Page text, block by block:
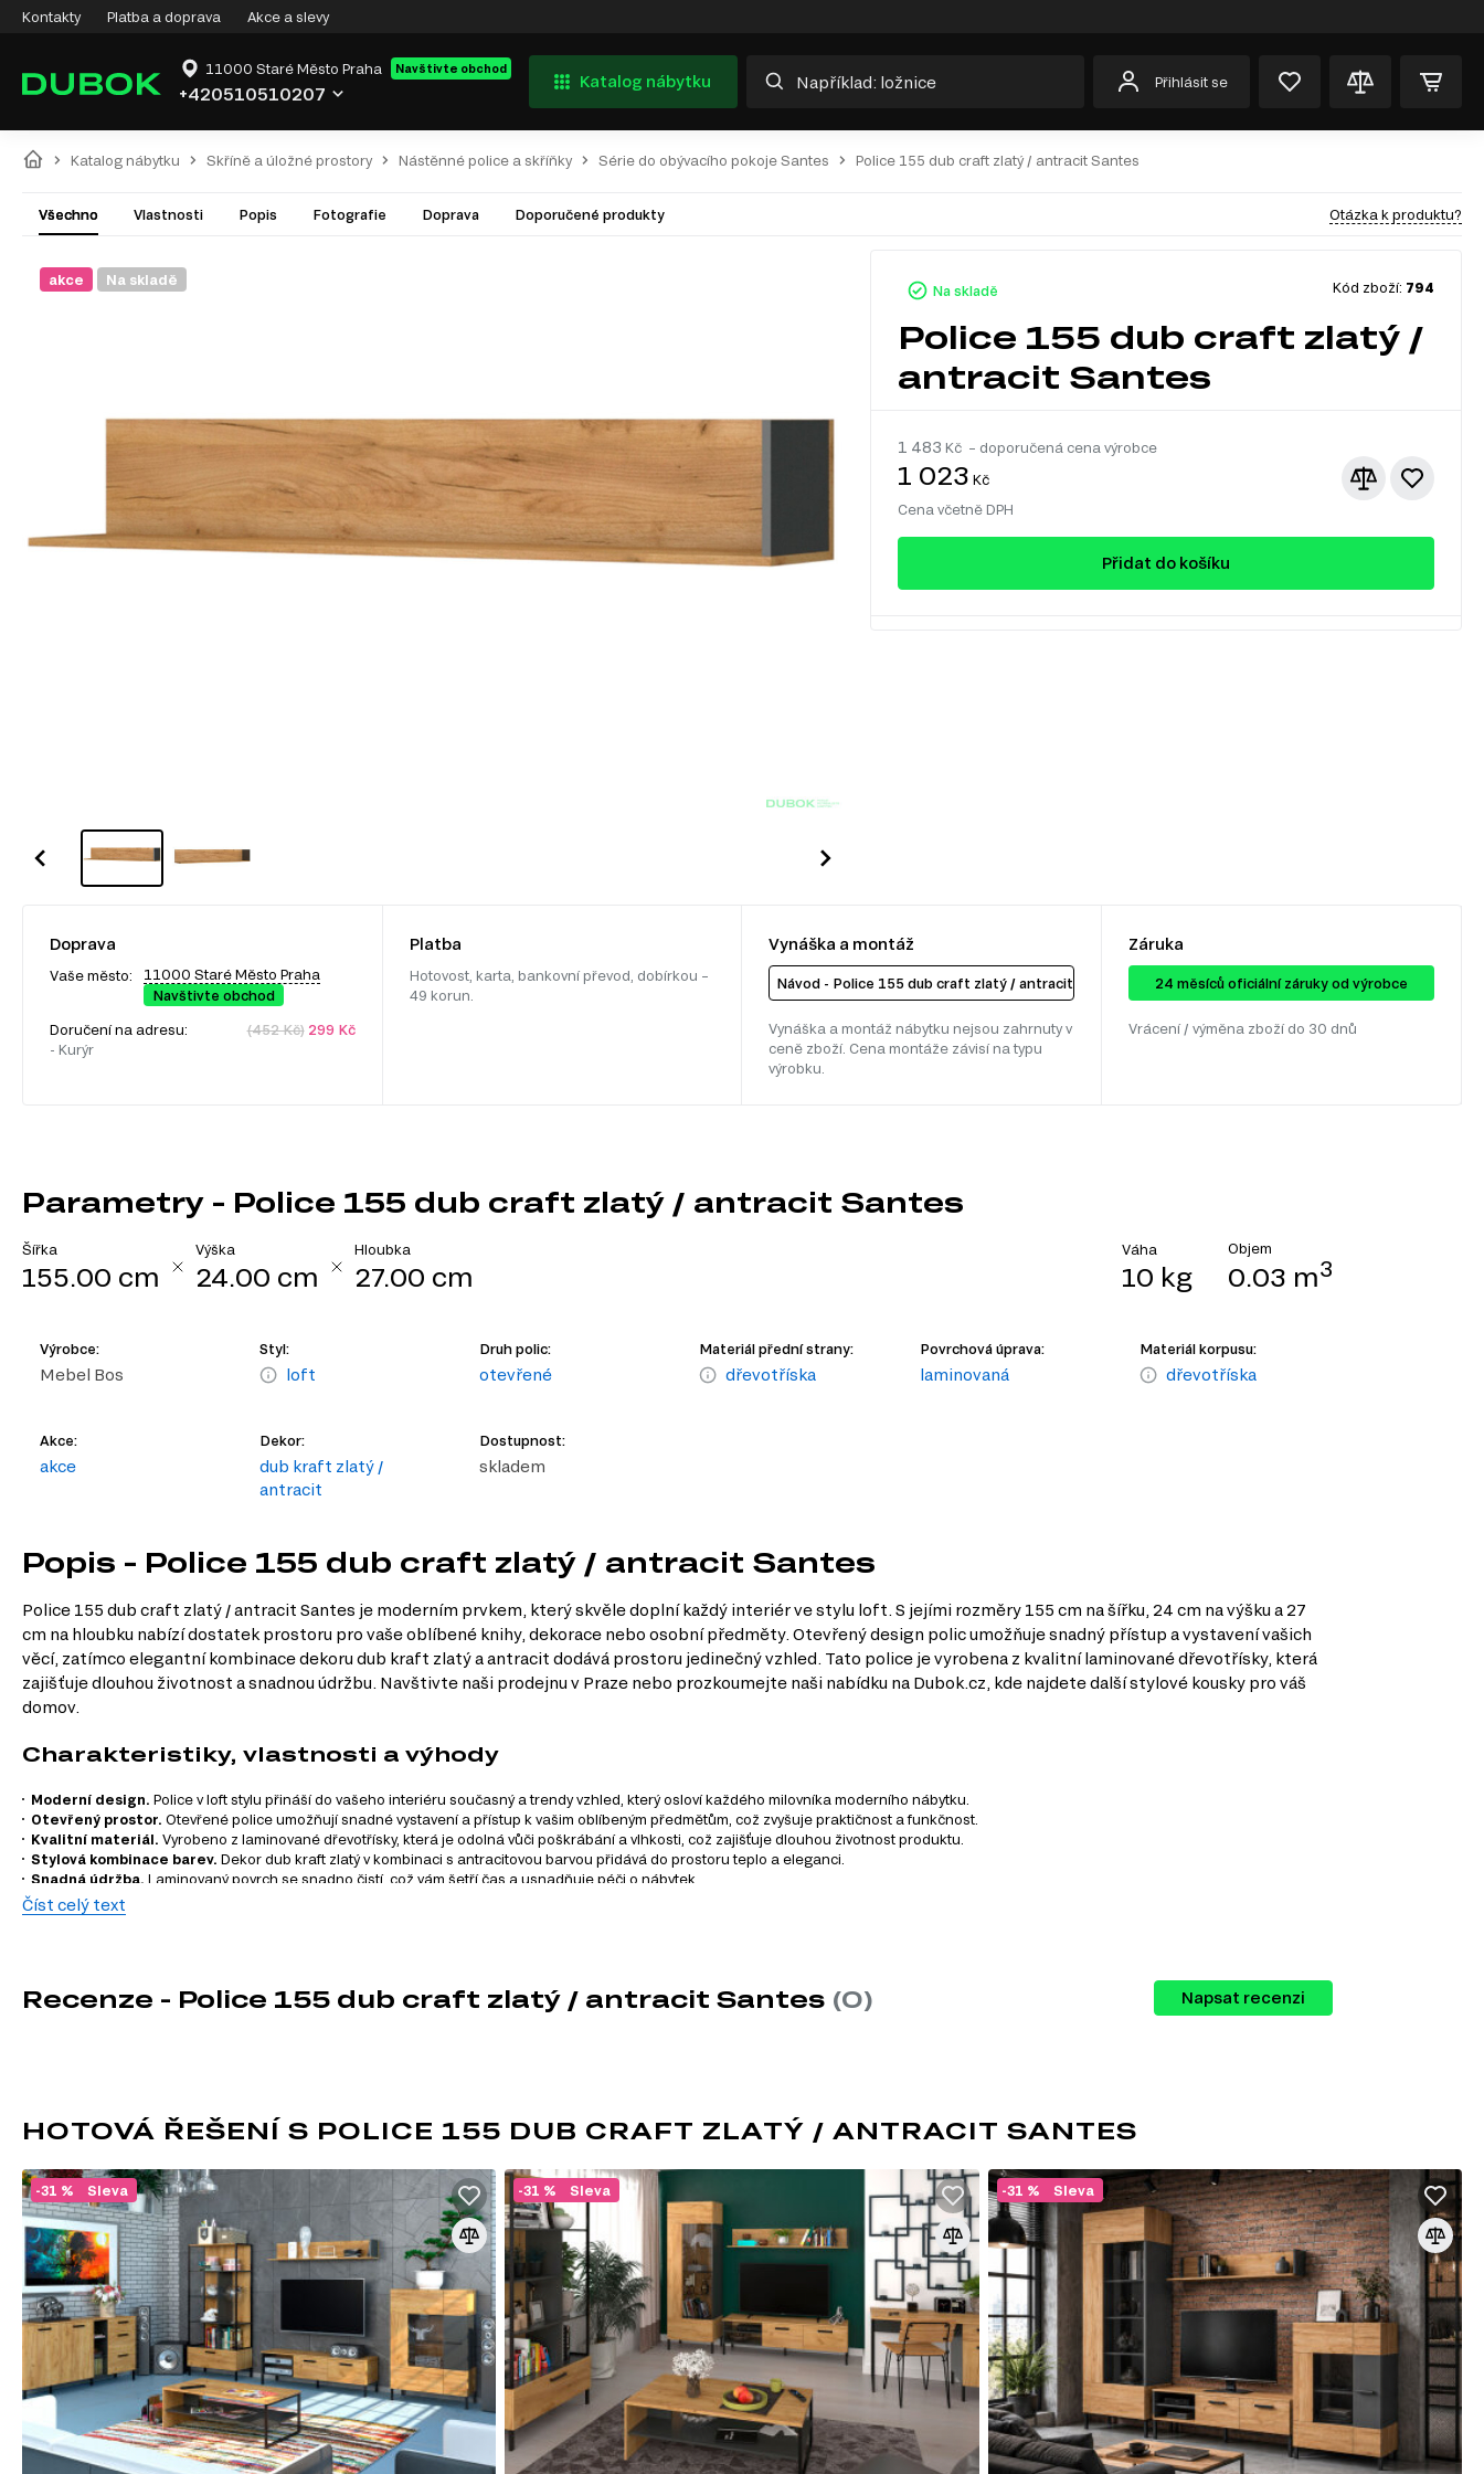
Kontakty Platba a doprava Akce a slevy
11000 Staré Město Praha Navštivte obchod
+420510510207
Katalog nábytku Přihlásit se
Katalog nábytku Skříně a úložné prostory Nástěnné police a skříňky Série do obývacího pokoje Santes Police 155 dub craft zlatý / antracit Santes
Všechno Vlastnosti Popis Fotografie Doprava Doporučené produkty Otázka k produktu?
akce Na skladě
Na skladě Kód zboží: 794
Police 155 dub craft zlatý /
antracit Santes
1 483 Kč – doporučená cena výrobce
1 023 Kč
Cena včetně DPH
Přidat do košíku
Doprava
Vaše město:
11000 Staré Město Praha
Navštivte obchod
Doručení na adresu:
- Kurýr
(452 Kč)299 Kč
Platba
Hotovost, karta, bankovní převod, dobírkou –
49 korun.
Vynáška a montáž
Návod - Police 155 dub craft zlatý / antracit
Vynáška a montáž nábytku nejsou zahrnuty v
ceně zboží. Cena montáže závisí na typu
výrobku.
Záruka
24 ​​​​měsíců oficiální záruky od výrobce
Vrácení / výměna zboží do 30 dnů
Parametry - Police 155 dub craft zlatý / antracit Santes
Šířka
155.00 cm
Výška
24.00 cm
Hloubka
27.00 cm
Váha
10 kg
Objem
0.03 m3
Výrobce:
Mebel Bos
Styl:
loft
Druh polic:
otevřené
Materiál přední strany:
dřevotříska
Povrchová úprava:
laminovaná
Materiál korpusu:
dřevotříska
Akce:
akce
Dekor:
dub kraft zlatý /
antracit
Dostupnost:
skladem
Popis - Police 155 dub craft zlatý / antracit Santes
Police 155 dub craft zlatý / antracit Santes je moderním prvkem, který skvěle doplní každý interiér ve stylu loft. S jejími rozměry 155 cm na šířku, 24 cm na výšku a 27
cm na hloubku nabízí dostatek prostoru pro vaše oblíbené knihy, dekorace nebo osobní předměty. Otevřený design polic umožňuje snadný přístup a vystavení vašich
věcí, zatímco elegantní kombinace dekoru dub kraft zlatý a antracit dodává prostoru jedinečný vzhled. Tato police je vyrobena z kvalitní laminované dřevotřísky, která
zajišťuje dlouhou životnost a snadnou údržbu. Navštivte naši prodejnu v Praze nebo prozkoumejte naši nabídku na Dubok.cz, kde najdete další stylové kousky pro váš
domov.
Charakteristiky, vlastnosti a výhody
Moderní design. Police v loft stylu přináší do vašeho interiéru současný a trendy vzhled, který osloví každého milovníka moderního nábytku.
Otevřený prostor. Otevřené police umožňují snadné vystavení a přístup k vašim oblíbeným předmětům, což zvyšuje praktičnost a funkčnost.
Kvalitní materiál. Vyrobeno z laminované dřevotřísky, která je odolná vůči poškrábání a vlhkosti, což zajišťuje dlouhou životnost produktu.
Stylová kombinace barev. Dekor dub kraft zlatý v kombinaci s antracitovou barvou přidává do prostoru teplo a eleganci.
Snadná údržba. Laminovaný povrch se snadno čistí, což vám šetří čas a usnadňuje péči o nábytek.
Informace o sérii nábytku
TV stolky
Kancelářské stoly
LOFT
Moderní směr, který je ideální pro studiové byty nebo jednopokojové byty. Loft styl
zahrnuje volné uspořádání, bez příček, připomínající byty v podkroví. Navzdory tomu
může být použit v jakékoli místnosti zdobením v tomto stylu. Styl je založen na
eklekticismu a kreativitě a závisí na vašich originálních nápadech, přesto je třeba
dodržovat určité zásady:
vysoký strop a prostorná okna; interiér připomíná atmosféru průmyslové výroby nebo tovární dílny;
přítomnost "holých" konstrukčních prvků (potrubí, ventilace, dřevěné trámy, schody atd.),
neomítnuté betonové nebo cihlové zdi;
zónování obytného prostoru pomocí barevných kontrastů, nábytku, světla, architektonických
objektů;
kombinace různých stylů interiéru, kombinace moderního se staromódním;
neexistují žádné specifické požadavky na tvar a design nábytku, ale měly by přitahovat pozornost
Číst celý text
Recenze - Police 155 dub craft zlatý / antracit Santes (0) Napsat recenzi
HOTOVÁ ŘEŠENÍ S POLICE 155 DUB CRAFT ZLATÝ / ANTRACIT SANTES
Sleva
-31 % Sleva
-31 % Sleva
-31 %